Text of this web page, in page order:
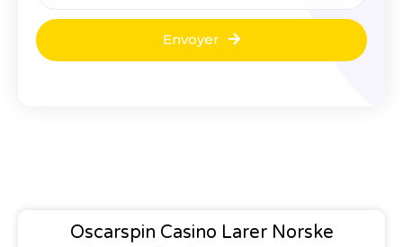
Envoyer
Oscarspin Casino Larer Norske